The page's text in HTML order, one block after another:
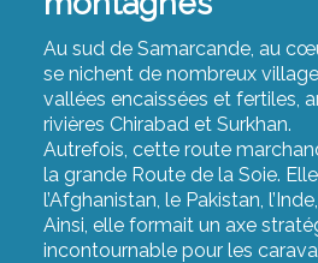
Au sud de Samarcande, au
se nichent de nombreux
vallées encaissées et fertiles,
rivières Chirabad et Surkhan.
Autrefois, cette route
la grande Route de la Soie.
l’Afghanistan, le Pakistan,
Ainsi, elle formait un axe
incontournable pour les